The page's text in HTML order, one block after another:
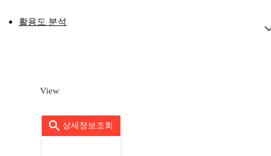
활용도 분석
View
상세정보조회